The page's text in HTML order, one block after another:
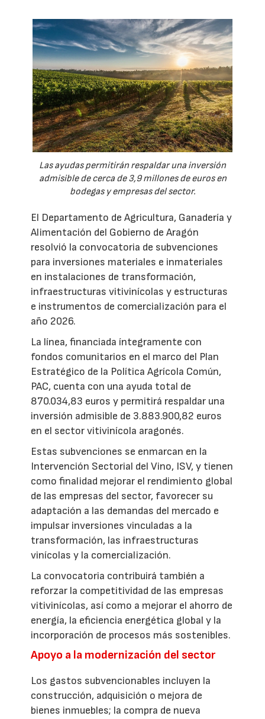
Las ayudas permitirán respaldar una inversión
admisible de cerca de 3,9 millones de euros en
bodegas y empresas del sector.
El Departamento de Agricultura, Ganadería y
Alimentación del Gobierno de Aragón
resolvió la convocatoria de subvenciones
para inversiones materiales e inmateriales
en instalaciones de transformación,
infraestructuras vitivinícolas y estructuras
e instrumentos de comercialización para el
año 2026.
La línea, financiada íntegramente con
fondos comunitarios en el marco del Plan
Estratégico de la Política Agrícola Común,
PAC, cuenta con una ayuda total de
870.034,83 euros y permitirá respaldar una
inversión admisible de 3.883.900,82 euros
en el sector vitivinícola aragonés.
Estas subvenciones se enmarcan en la
Intervención Sectorial del Vino, ISV, y tienen
como finalidad mejorar el rendimiento global
de las empresas del sector, favorecer su
adaptación a las demandas del mercado e
impulsar inversiones vinculadas a la
transformación, las infraestructuras
vinícolas y la comercialización.
La convocatoria contribuirá también a
reforzar la competitividad de las empresas
vitivinícolas, así como a mejorar el ahorro de
energía, la eficiencia energética global y la
incorporación de procesos más sostenibles.
Apoyo a la modernización del sector
Los gastos subvencionables incluyen la
construcción, adquisición o mejora de
bienes inmuebles; la compra de nueva